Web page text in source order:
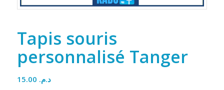
Tapis souris
personnalisé Tanger
د.م.